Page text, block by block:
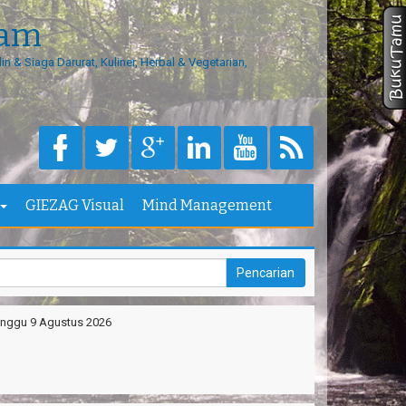
& Siaga Darurat, Kuliner, Herbal & Vegetarian,
GIEZAG Visual Mind Management
9 Agustus 2026